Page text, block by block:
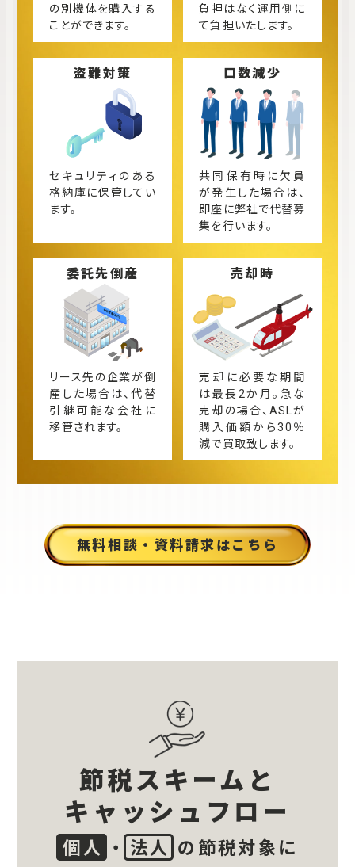
の別機体を購入する
ことができます。
負担はなく運用側に
て負担いたします。
盗難対策
セキュリティのある
格納庫に保管してい
ます。
口数減少
共同保有時に欠員
が発生した場合は、
即座に弊社で代替募
集を行います。
委託先倒産
リース先の企業が倒
産した場合は、代替
引継可能な会社に
移管されます。
売却時
売却に必要な期間
は最長2か月。急な
売却の場合、ASLが
購入価額から30％
減で買取致します。
無料相談・資料請求はこちら
節税スキームと
キャッシュフロー
個人 ・ 法人 の節税対象に